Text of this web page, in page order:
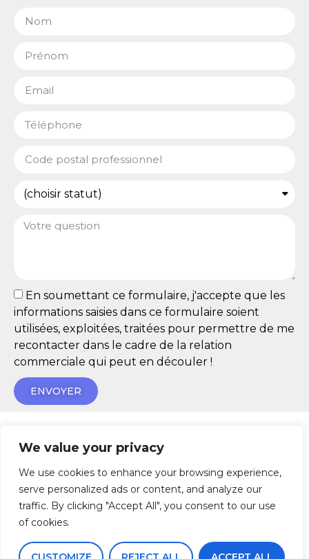
We value your privacy
We use cookies to enhance your browsing experience,
serve personalized ads or content, and analyze our
traffic. By clicking "Accept All", you consent to our use
of cookies.
En soumettant ce formulaire, j'accepte que les
informations saisies dans ce formulaire soient
utilisées, exploitées, traitées pour permettre de me
recontacter dans le cadre de la relation
commerciale qui peut en découler !
ENVOYER
ARAPL Normandie Ouest
11, rue du Colonel Rémy – BP 35363 – 14053 CAEN
Cedex 4
Tél : 02 31 44 27 65 – araplno@araplno.org